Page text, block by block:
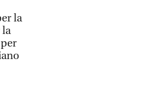
la
la